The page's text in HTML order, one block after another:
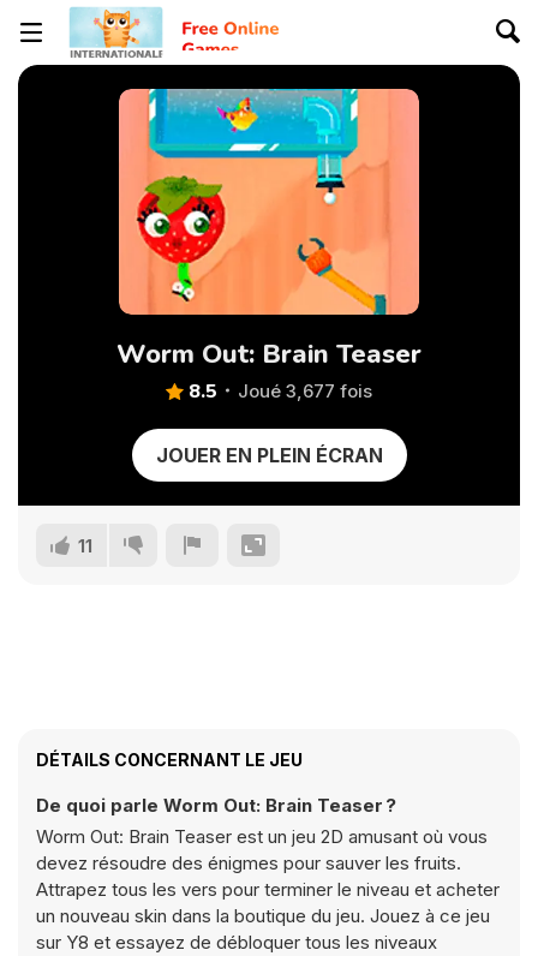
Worm Out: Brain Teaser
8.5 Joué 3,677 fois
JOUER EN PLEIN ÉCRAN
11
DÉTAILS CONCERNANT LE JEU
De quoi parle Worm Out: Brain Teaser ?
Worm Out: Brain Teaser est un jeu 2D amusant où vous
devez résoudre des énigmes pour sauver les fruits.
Attrapez tous les vers pour terminer le niveau et acheter
un nouveau skin dans la boutique du jeu. Jouez à ce jeu
sur Y8 et essayez de débloquer tous les niveaux